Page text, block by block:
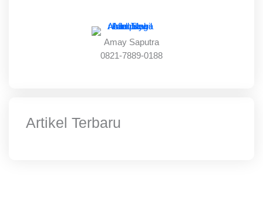
Amay Saputra
0821-7889-0188
Artikel Terbaru